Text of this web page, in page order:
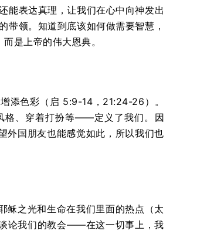
能表达真理，让我们在心中向神发出
领。知道到底该如何做需要智慧，
是上帝的伟大恩典。
添色彩（启 5:9-14，21:24-26）。
格、穿着打扮等——定义了我们。因
国朋友也能感觉如此，所以我们也
稣之光和生命在我们里面的热点（太
论我们的教会——在这一切事上，我